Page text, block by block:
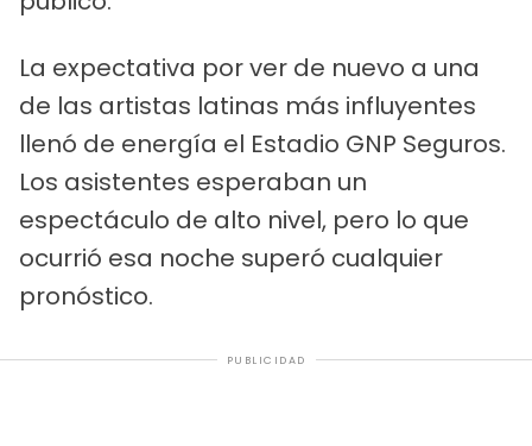
La expectativa por ver de nuevo a una
de las artistas latinas más influyentes
llenó de energía el Estadio GNP Seguros.
Los asistentes esperaban un
espectáculo de alto nivel, pero lo que
ocurrió esa noche superó cualquier
pronóstico.
PUBLICIDAD